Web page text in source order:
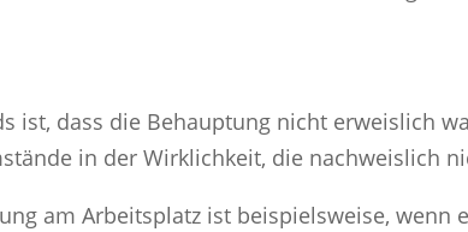
ist, dass die Behauptung nicht erweislich
in der Wirklichkeit, die nachweislich
am Arbeitsplatz ist beispielsweise, wenn